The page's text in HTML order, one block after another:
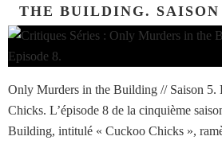
THE BUILDING. SAISON
Only Murders in the Building // Saison 5.
Chicks. L’épisode 8 de la cinquième
Building, intitulé « Cuckoo Chicks »,